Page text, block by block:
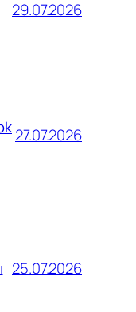
29.07.2026
27.07.2026
25.07.2026